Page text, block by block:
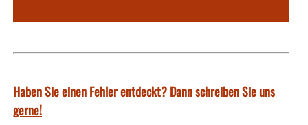
Haben Sie einen Fehler entdeckt? Dann schreiben Sie uns
gerne!